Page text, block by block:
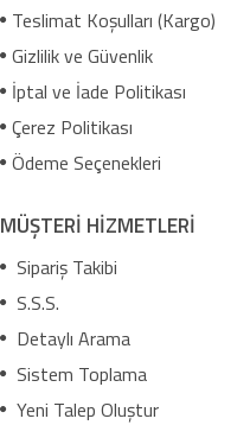
Teslimat Koşulları (Kargo)
Gizlilik ve Güvenlik
İptal ve İade Politikası
Çerez Politikası
Ödeme Seçenekleri
MÜŞTERİ HİZMETLERİ
Sipariş Takibi
S.S.S.
Detaylı Arama
Sistem Toplama
Yeni Talep Oluştur